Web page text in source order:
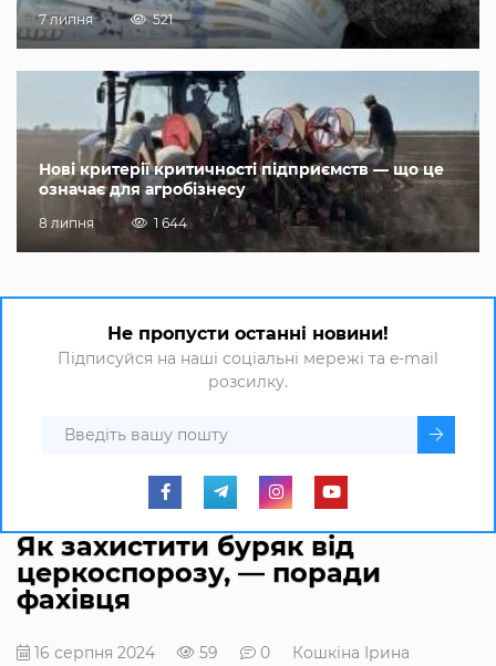
7 липня 521
Нові критерії критичності підприємств — що це
означає для агробізнесу
8 липня 1 644
Не пропусти останні новини!
Підписуйся на наші соціальні мережі та e-mail
розсилку.
Як захистити буряк від
церкоспорозу, — поради
фахівця
16 серпня 2024 59 0 Кошкіна Ірина